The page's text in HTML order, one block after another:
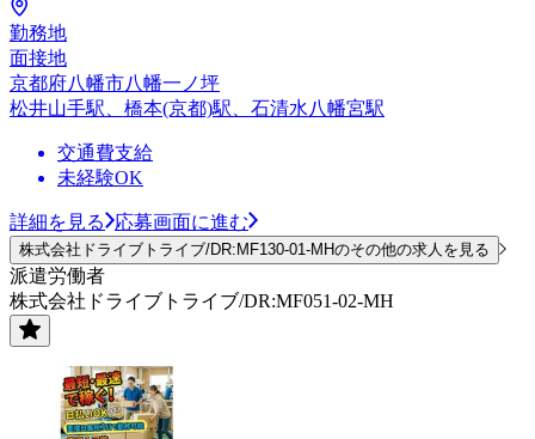
勤務地
面接地
京都府八幡市八幡一ノ坪
松井山手駅、橋本(京都)駅、石清水八幡宮駅
交通費支給
未経験OK
詳細を見る 応募画面に進む
株式会社ドライブトライブ/DR:MF130-01-MHのその他の求人を見る
派遣労働者
株式会社ドライブトライブ/DR:MF051-02-MH